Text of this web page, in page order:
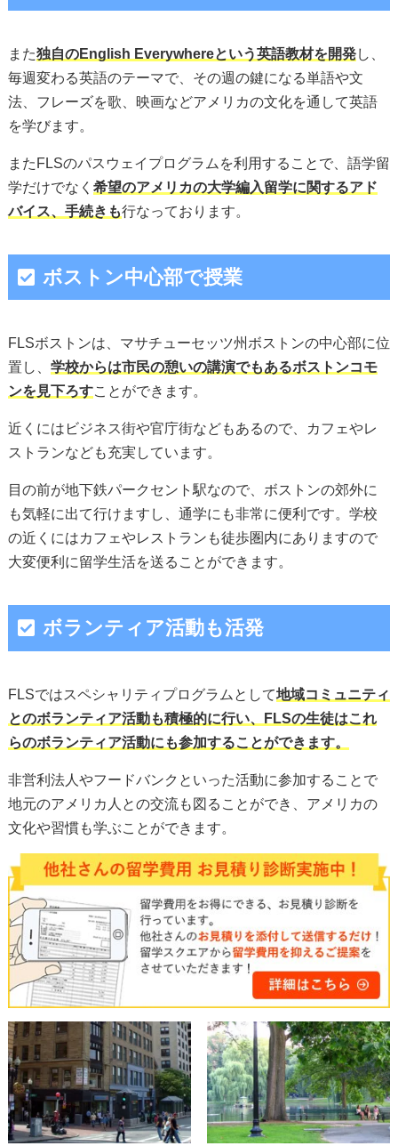
また独自のEnglish Everywhereという英語教材を開発し、
毎週変わる英語のテーマで、その週の鍵になる単語や文
法、フレーズを歌、映画などアメリカの文化を通して英語
を学びます。
またFLSのパスウェイプログラムを利用することで、語学留
学だけでなく 希望のアメリカの大学編入留学に関するアド
バイス、手続きも行なっております。
ボストン中心部で授業
FLSボストンは、マサチューセッツ州ボストンの中心部に位
置し、 学校からは市民の憩いの講演でもあるボストンコモ
ンを見下ろすことができます。
近くにはビジネス街や官庁街などもあるので、カフェやレ
ストランなども充実しています。
目の前が地下鉄パークセント駅なので、ボストンの郊外に
も気軽に出て行けますし、通学にも非常に便利です。学校
の近くにはカフェやレストランも徒歩圏内にありますので
大変便利に留学生活を送ることができます。
ボランティア活動も活発
FLSではスペシャリティプログラムとして地域コミュニティ
とのボランティア活動も積極的に行い、FLSの生徒はこれ
らのボランティア活動にも参加することができます。
非営利法人やフードバンクといった活動に参加することで
地元のアメリカ人との交流も図ることができ、アメリカの
文化や習慣も学ぶことができます。